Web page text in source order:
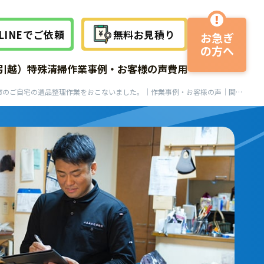
でご依頼
無料お見積り
よくある質問
よくある質問
）
よくある質問
特殊清掃
サービスの流れ
作業事例・お客様の声費用
お急ぎ
の方へ
吹田市のご自宅の遺品整理作業をおこないました。｜作業事例・お客様の声｜関西遺品整理サービス